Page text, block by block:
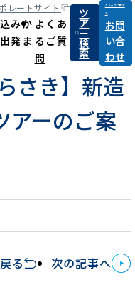
レートサイト
みか
発ま
よくあ
るご質
問
ツ
ア
ー
検
索
クルーズに関す
る
お問
い合
わせ
さき】新造
アーのご案
る 次の記事へ